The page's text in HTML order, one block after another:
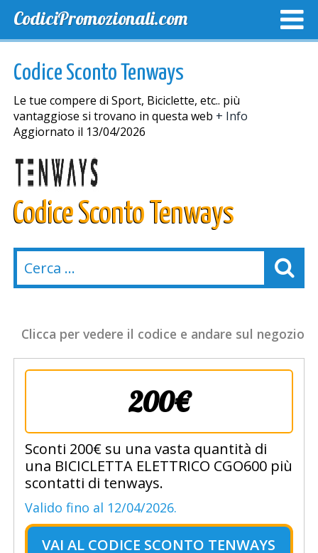
CodiciPromozionali.com
Codice Sconto Tenways
Le tue compere di Sport, Biciclette, etc.. più
vantaggiose si trovano in questa web + Info
Aggiornato il 13/04/2026
Codice Sconto Tenways
Clicca per vedere il codice e andare sul negozio
200€
Sconti 200€ su una vasta quantità di
una BICICLETTA ELETTRICO CGO600 più
scontatti di tenways.
Valido fino al 12/04/2026.
VAI AL CODICE SCONTO TENWAYS